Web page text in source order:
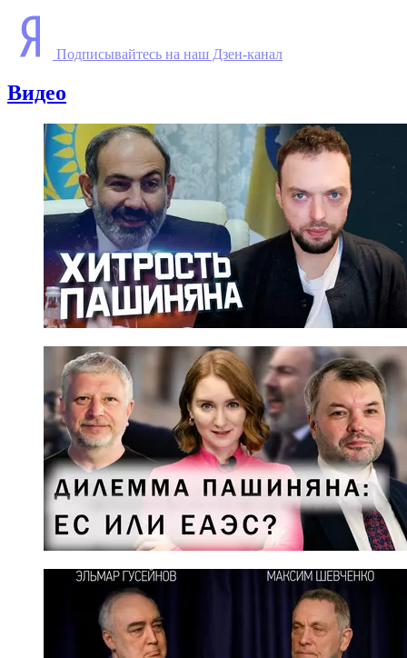
Подписывайтесь на наш Дзен-канал
Видео